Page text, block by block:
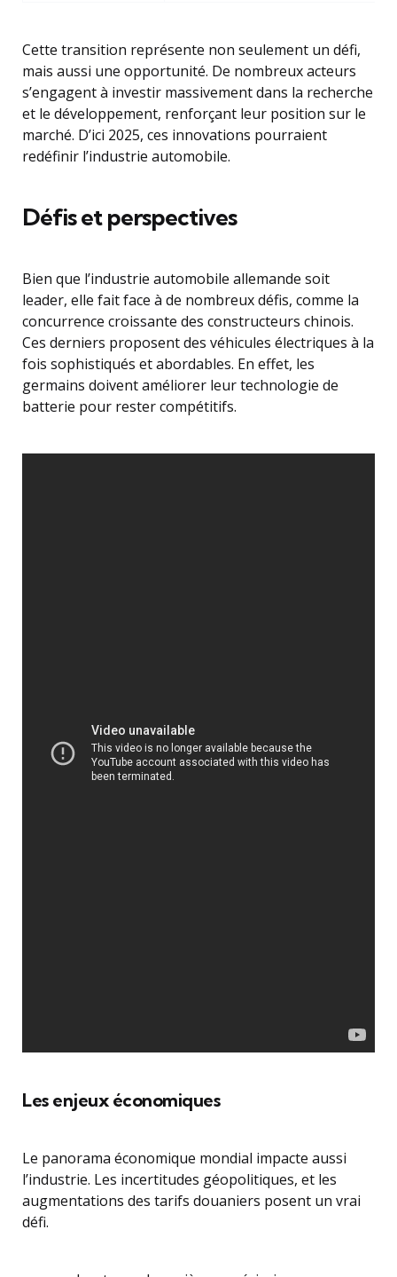
Cette transition représente non seulement un défi,
mais aussi une opportunité. De nombreux acteurs
s’engagent à investir massivement dans la recherche
et le développement, renforçant leur position sur le
marché. D’ici 2025, ces innovations pourraient
redéfinir l’industrie automobile.
Défis et perspectives
Bien que l’industrie automobile allemande soit
leader, elle fait face à de nombreux défis, comme la
concurrence croissante des constructeurs chinois.
Ces derniers proposent des véhicules électriques à la
fois sophistiqués et abordables. En effet, les
germains doivent améliorer leur technologie de
batterie pour rester compétitifs.
Les enjeux économiques
Le panorama économique mondial impacte aussi
l’industrie. Les incertitudes géopolitiques, et les
augmentations des tarifs douaniers posent un vrai
défi.